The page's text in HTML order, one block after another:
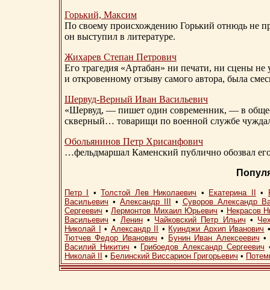
Горький, Максим
По своему происхождению Горький отнюдь не
он выступил в литературе.
Жихарев Степан Петрович
Его трагедия «Артабан» ни печати, ни сцены
и откровенному отзыву самого автора, была
Шервуд-Верный Иван Васильевич
«Шервуд, — пишет один современник, — в
скверный… товарищи по военной службе
Обольянинов Петр Хрисанфович
…фельдмаршал Каменский публично обозвал
Петр I •Толстой Лев Николаевич • Екатерина II •
Васильевич • Александр III • Суворов Александр
Сергеевич •Лермонтов Михаил Юрьевич • Некрасов
Васильевич • Ленин• Чайковский Петр Ильич •
Николай I
• Александр II • Куинджи Архип Иванович
Тютчев Федор Иванович • Бунин Иван Алексеевич •
Василий Никитич • Грибоедов Александр Сергеевич
Николай II
• Белинский Виссарион Григорьевич •